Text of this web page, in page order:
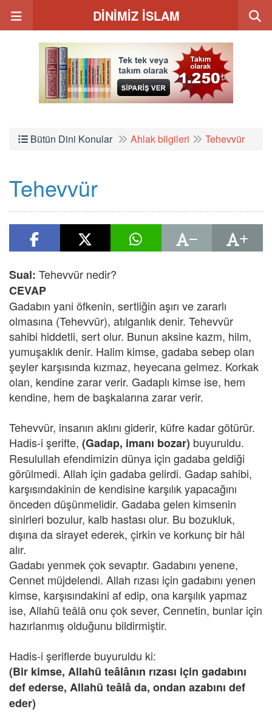
DİNİMİZ İSLAM
Bütün Dini Konular Ahlak bilgileri Tehevvür
Tehevvür
Sual: Tehevvür nedir?
CEVAP
Gadabın yani öfkenin, sertliğin aşırı ve zararlı
olmasına (Tehevvür), atılganlık denir. Tehevvür
sahibi hiddetli, sert olur. Bunun aksine kazm, hilm,
yumuşaklık denir. Halim kimse, gadaba sebep olan
şeyler karşısında kızmaz, heyecana gelmez. Korkak
olan, kendine zarar verir. Gadaplı kimse ise, hem
kendine, hem de başkalarına zarar verir.
Tehevvür, insanın aklını giderir, küfre kadar götürür.
Hadis-i şerifte, (Gadap, imanı bozar) buyuruldu.
Resulullah efendimizin dünya için gadaba geldiği
görülmedi. Allah için gadaba gelirdi. Gadap sahibi,
karşısındakinin de kendisine karşılık yapacağını
önceden düşünmelidir. Gadaba gelen kimsenin
sinirleri bozulur, kalb hastası olur. Bu bozukluk,
dışına da sirayet ederek, çirkin ve korkunç bir hâl
alır.
Gadabı yenmek çok sevaptır. Gadabını yenene,
Cennet müjdelendi. Allah rızası için gadabını yenen
kimse, karşısındakini af edip, ona karşılık yapmaz
ise, Allahü teâlâ onu çok sever, Cennetin, bunlar için
hazırlanmış olduğunu bildirmiştir.
Hadis-i şeriflerde buyuruldu ki:
(Bir kimse, Allahü teâlânın rızası için gadabını
def ederse, Allahü teâlâ da, ondan azabını def
eder)